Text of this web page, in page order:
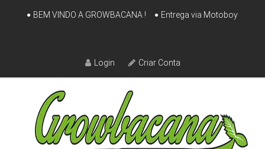
Skip
BEM VINDO A GROWBACANA ! Entrega via Motoboy
Login Criar Conta